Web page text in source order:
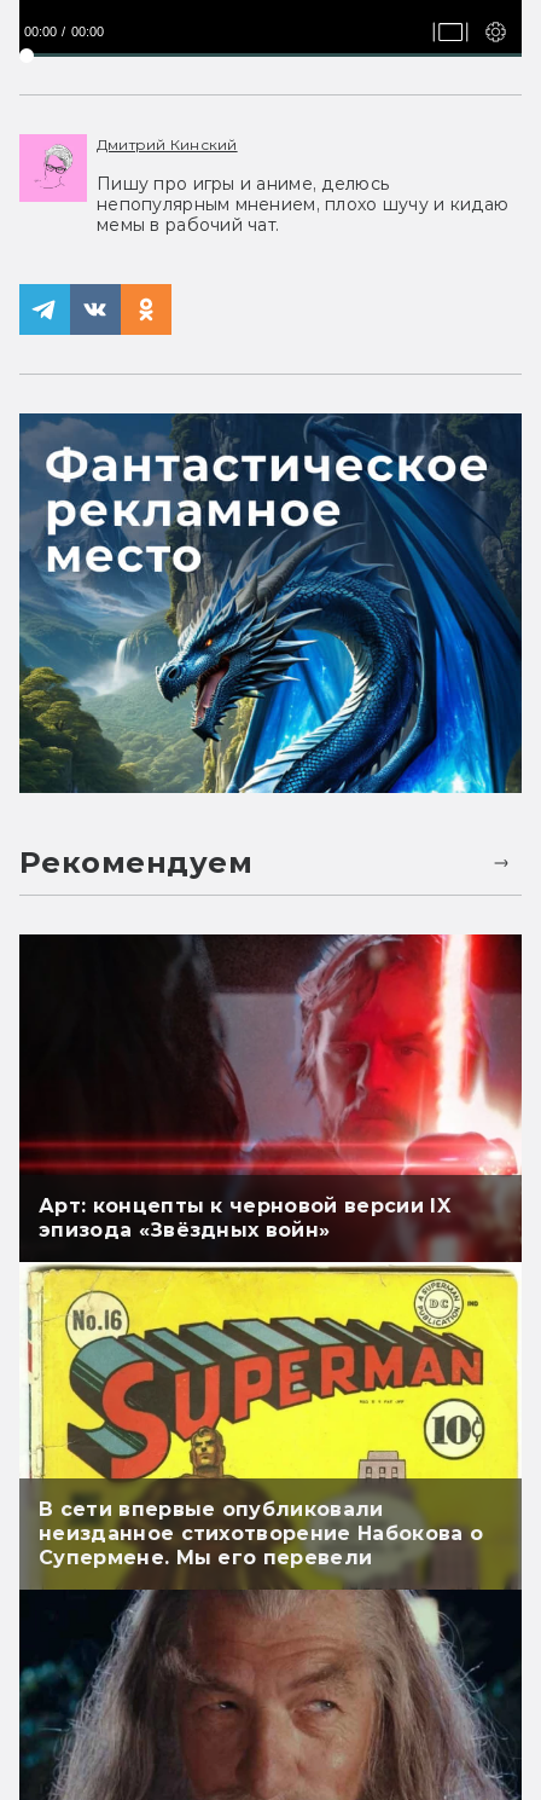
00:00 00:00
Дмитрий Кинский
Пишу про игры и аниме, делюсь
непопулярным мнением, плохо шучу и кидаю
мемы в рабочий чат.
Рекомендуем
Арт: концепты к черновой версии IX
эпизода «Звёздных войн»
В сети впервые опубликовали
неизданное стихотворение Набокова о
Супермене. Мы его перевели